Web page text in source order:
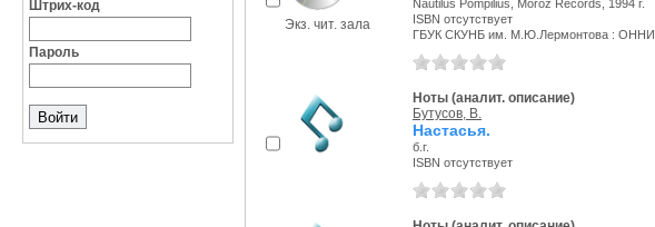
Штрих-код
Пароль
Экз. чит. зала
Nautilus Pompilius, Moroz Records, 1994 г.
ISBN отсутствует
ГБУК СКУНБ им. М.Ю.Лермонтова : ОННИ
Ноты (аналит. описание)
Бутусов, В.
Настасья.
б.г.
ISBN отсутствует